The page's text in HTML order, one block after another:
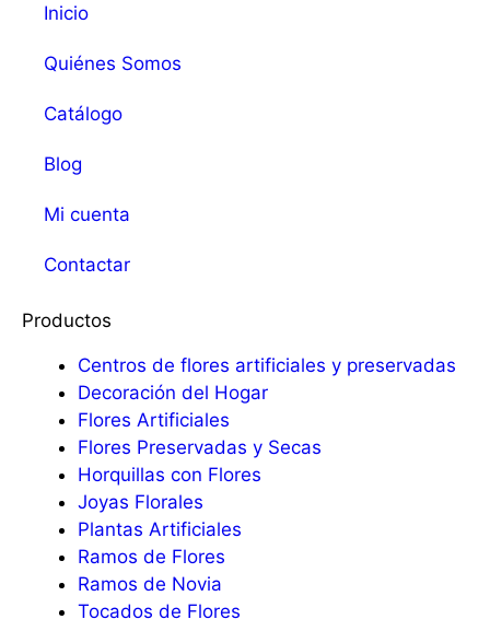
Inicio
Quiénes Somos
Catálogo
Blog
Mi cuenta
Contactar
Productos
Centros de flores artificiales y preservadas
Decoración del Hogar
Flores Artificiales
Flores Preservadas y Secas
Horquillas con Flores
Joyas Florales
Plantas Artificiales
Ramos de Flores
Ramos de Novia
Tocados de Flores